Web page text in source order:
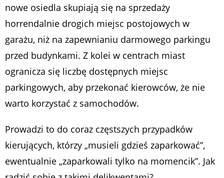
nowe osiedla skupiają się na sprzedaży
horrendalnie drogich miejsc postojowych w
garażu, niż na zapewnianiu darmowego parkingu
przed budynkami. Z kolei w centrach miast
ogranicza się liczbę dostępnych miejsc
parkingowych, aby przekonać kierowców, że nie
warto korzystać z samochodów.
Prowadzi to do coraz częstszych przypadków
kierujących, którzy „musieli gdzieś zaparkować”,
ewentualnie „zaparkowali tylko na momencik”. Jak